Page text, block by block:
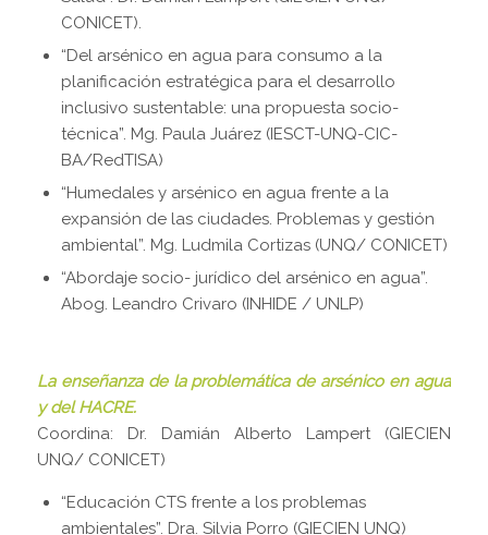
CONICET).
“Del arsénico en agua para consumo a la
planificación estratégica para el desarrollo
inclusivo sustentable: una propuesta socio-
técnica”. Mg. Paula Juárez (IESCT-UNQ-CIC-
BA/RedTISA)
“Humedales y arsénico en agua frente a la
expansión de las ciudades. Problemas y gestión
ambiental”. Mg. Ludmila Cortizas (UNQ/ CONICET)
“Abordaje socio- jurídico del arsénico en agua”.
Abog. Leandro Crivaro (INHIDE / UNLP)
La enseñanza de la problemática de arsénico en agua
y del HACRE.
Coordina: Dr. Damián Alberto Lampert (GIECIEN
UNQ/ CONICET)
“Educación CTS frente a los problemas
ambientales”. Dra. Silvia Porro (GIECIEN UNQ)